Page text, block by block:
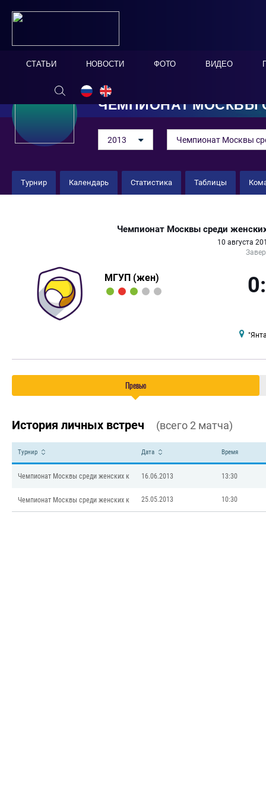
СТАТЬИ НОВОСТИ ФОТО ВИДЕО
ЧЕМПИОНАТ МОСКВЫ
2013 Чемпионат Москвы
Турнир Календарь Статистика Таблицы
Чемпионат Москвы среди
10 августа
МГУП (жен)
Превью
История личных встреч (всего 2 матча)
Турнир Дата Время
Чемпионат Москвы среди женских к 16.06.2013 13:30
Чемпионат Москвы среди женских к 25.05.2013 10:30